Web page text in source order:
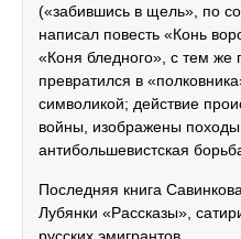
(«забившись в щель», по
написал повесть «Конь
«Коня бледного», с тем же
превратился в
символикой; действие
войны, изображены
антибольшевистская
Последняя книга
Лубянки «Рассказы»,